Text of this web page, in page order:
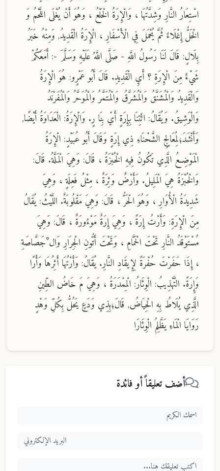
اسْتِعَارُ النَّارِ وَشِدَّتُهَا ، وَالْإِرَةُ الْخَلْعُ ، وَهُوَ أَنْ يُغْلَى اللَّحْمُ وَ
الْخَلُّ إِغْلَاءً ثُمَّ يُحْمَلَ فِي الْأَسْفَارِ ، الْإِرَةُ الْقَدِيدُ, وَمِنْهُ خَبَرُ
بِلَالٍ: قَالَ لَنَا رَسُولُ اللَّهِ - صَلَّى اللَّهُ عَلَيْهِ وَسَلَّمَ -: أَمَعَكُمْ
شَيْءٌ مِنَ الْإِرَةِ ؟ أَيِ الْقَدِيدِ. قَالَ أَبُو عَمْرٍو: هُوَ الْإِرَةُ
وَالْقَدِيدُ وَالْمُشَنَّقُ وَالْمُشَرَّقُ وَالْمُتَمَّرُ وَالْمُوَحَّرُ وَالْمُفَرْنَدُ
وَالْوَشِيقُ. وَيُقَالُ: ائْتِنَا بِإِرَةٍ أَيْ بِنَا رٍ. وَالْإِرَةُ: الْعَدَاوَةُ أَيْضًا,
وَأَنْشَدَ؛لِمُعَالِجِ الشَّحْنَاءِ ذِي إِرَةٍ وَقَالَ أَبُو عُبَيْدٍ: الْإِرَةُ
الْمَوْضِعُ الَّذِي تَكُونُ فِيهِ الْخُبْزَةُ ، قَالَ: وَهِيَ الْمَلَّةُ. قَالَ:
وَالْخُبْزَةُ هِيَ الْمَلِيلُ. وَأَرْضٌ وَئِرَةٌ ، مِثْلُ فَعِلَةٍ ، وَهِيَ
شَدِيدَةُ الْأُوَارِ ، وَهُوَ الْحَرُّ ، قَالَ: وَهِيَ مَقْلُوبَةٌ. اللَّيْثُ: يُقَالُ
مِنَ الْإِرَةِ: وَأَرْتُ إِرَةً ، وَهِيَ إِرَةٌ مَوْءُورَةٌ ، قَالَ: وَهِيَ
مُسْتَوْقَدُ النَّارِ تَحْتَ الْحَمَّامِ ، وَتَحْتَ أَتُّونِ الْجِرَارِ وَال ْجَصَّاصَةِ
، إِذَا حَفَرْتَ حُفْرَةً لِإِيقَادِ النَّارِ. يُقَالُ: وَأَرْتُهَا أَئِرُهَا وَأْرًا
وَإِرَةً. التَّهْذِيبُ: الْوِئَارُ: الْمِمْدَرَةُ ، وَهِيَ مَ خَاضُ الطِّينِ
الَّذِي يُلَاطُ بِهِ الْحِيَاضُ, قَالَ؛بِذِي وَدَعٍ يَحُلُّ بِكُلِّ وَهْدٍ
رَوَايَا الْمَاءِ يَظَّلِمُ الْوِئَارَا
أضف تعليقاً أو فائدة